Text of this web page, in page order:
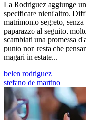
La Rodriguez aggiunge
specificare nient'altro.
matrimonio segreto,
paparazzo al seguito,
scambiati una promessa
punto non resta che
magari in estate...
belen rodriguez
stefano de martino